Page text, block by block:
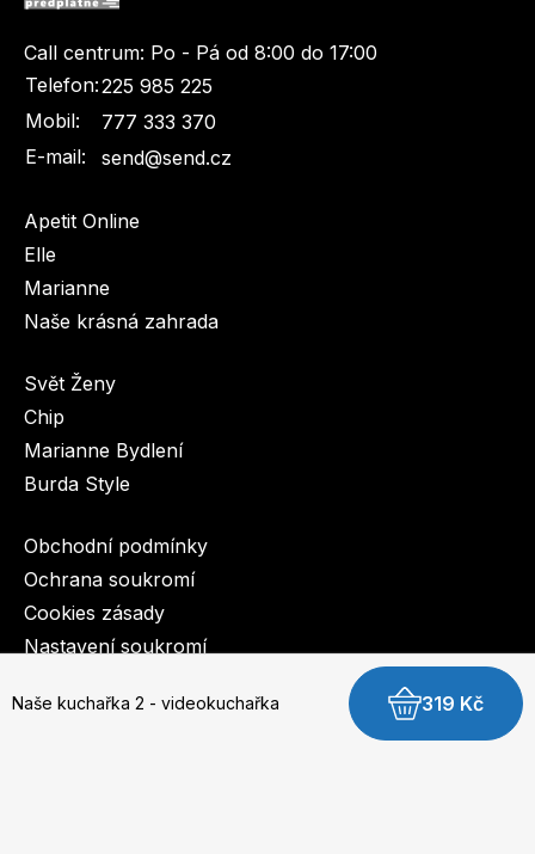
Naše kuchařka 2 - videokuchařka 319 Kč
Call centrum: Po - Pá od 8:00 do 17:00
Telefon:225 985 225
Mobil:
777 333 370
E-mail:
send@send.cz
Apetit Online
Elle
Marianne
Naše krásná zahrada
Svět Ženy
Chip
Marianne Bydlení
Burda Style
Obchodní podmínky
Ochrana soukromí
Cookies zásady
Nastavení soukromí
© 2003-2026 BurdaMedia Extra s.r.o.